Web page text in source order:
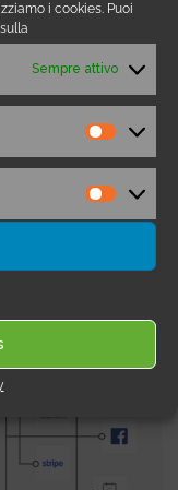
i cookies. Puoi
Sempre attivo